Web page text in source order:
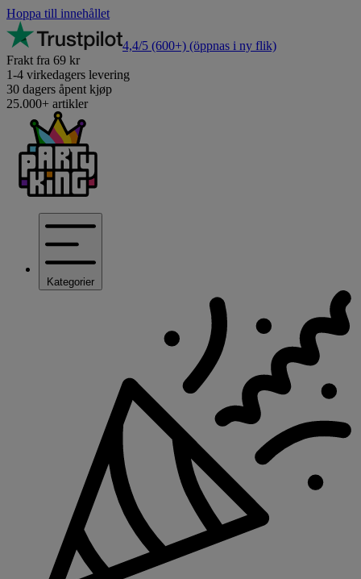
Hoppa till innehållet
4,4/5 (600+) (öppnas i ny flik)
Frakt fra 69 kr
1-4 virkedagers levering
30 dagers åpent kjøp
25.000+ artikler
Kategorier